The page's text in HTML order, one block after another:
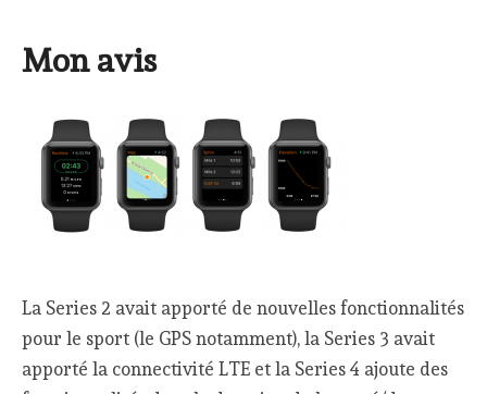
Mon avis
La Series 2 avait apporté de nouvelles fonctionnalités
pour le sport (le GPS notamment), la Series 3 avait
apporté la connectivité LTE et la Series 4 ajoute des